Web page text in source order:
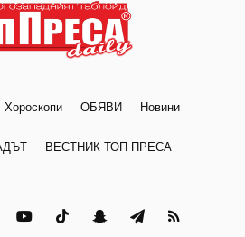
Хороскопи ОБЯВИ Новини
ВЕСТНИК ТОП ПРЕСА